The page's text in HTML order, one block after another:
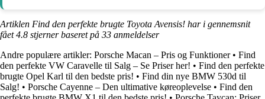
Artiklen Find den perfekte brugte Toyota Avensis! har i gennemsnit
fået4.8 stjerner baseret på 33 anmeldelser
Andre populære artikler: Porsche Macan – Pris og Funktioner• Find
den perfekte VW Caravelle til Salg – Se Priser her! • Find den perfekte
brugte Opel Karl til den bedste pris! • Find din nye BMW 530d til
Salg! • Porsche Cayenne – Den ultimative køreoplevelse • Find den